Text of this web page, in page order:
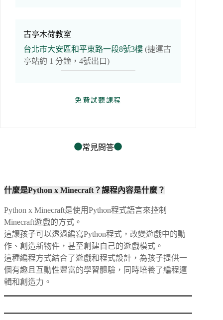
古亭木荷教室
台北市大安區和平東路一段8號3樓 (捷運古
亭站約 1 分鐘，4號出口)
免費試聽課程
常見問答
什麼是Python x Minecraft？課程內容是什麼？
Python x Minecraft是使用Python程式語言來控制
Minecraft遊戲的方式。
這讓孩子可以透過編寫Python程式，改變遊戲中的動
作、創造新物件，甚至創建自己的遊戲模式。
這種編程方式結合了遊戲和程式設計，為孩子提供一
個有趣且互動性豐富的學習體驗，同時培養了編程邏
輯和創造力。